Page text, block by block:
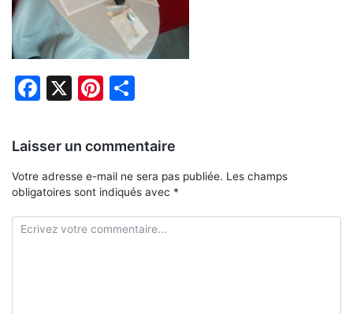
Facebook
X Pinterest
Laisser un commentaire
Votre adresse e-mail ne sera pas publiée. Les champs
obligatoires sont indiqués avec *